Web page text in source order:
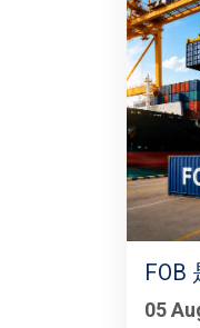
FOB
05